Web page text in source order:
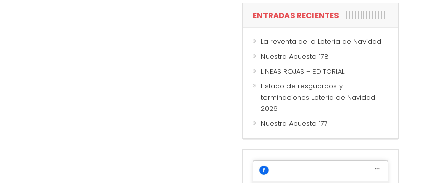
ENTRADAS RECIENTES
La reventa de la Lotería de Navidad
Nuestra Apuesta 178
LINEAS ROJAS – EDITORIAL
Listado de resguardos y
terminaciones Lotería de Navidad
2026
Nuestra Apuesta 177